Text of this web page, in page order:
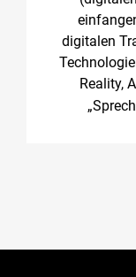
digitalen
Reality,